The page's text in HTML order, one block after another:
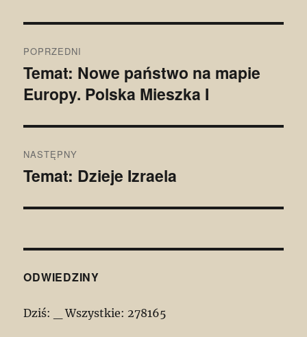
wpisu
POPRZEDNI
Poprzedni
wpis:
Temat: Nowe państwo na mapie
Europy. Polska Mieszka I
NASTĘPNY
Następny
Temat: Dzieje Izraela
ODWIEDZINY
Dziś: Wszystkie: 278165